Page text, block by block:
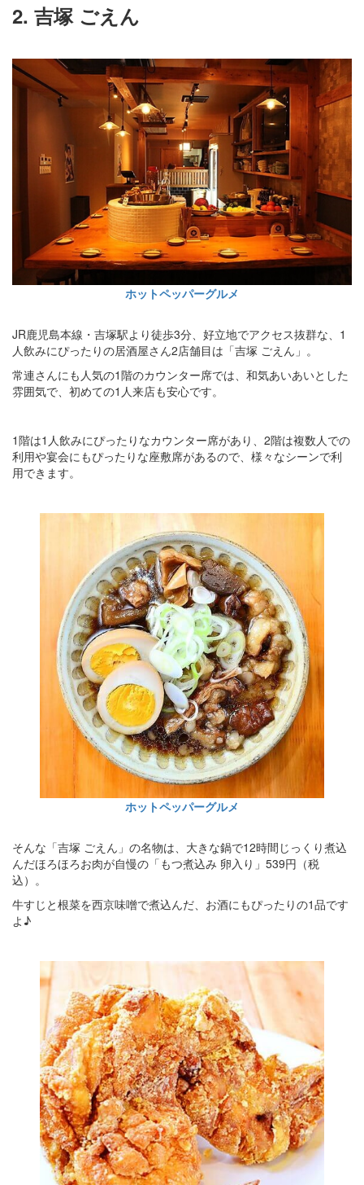
2. 吉塚 ごえん
ホットペッパーグルメ
JR鹿児島本線・吉塚駅より徒歩3分、好立地でアクセス抜群な、1
人飲みにぴったりの居酒屋さん2店舗目は「吉塚 ごえん」。
常連さんにも人気の1階のカウンター席では、和気あいあいとした
雰囲気で、初めての1人来店も安心です。
1階は1人飲みにぴったりなカウンター席があり、2階は複数人での
利用や宴会にもぴったりな座敷席があるので、様々なシーンで利
用できます。
ホットペッパーグルメ
そんな「吉塚 ごえん」の名物は、大きな鍋で12時間じっくり煮込
んだほろほろお肉が自慢の「もつ煮込み 卵入り」539円（税
込）。
牛すじと根菜を西京味噌で煮込んだ、お酒にもぴったりの1品です
よ♪